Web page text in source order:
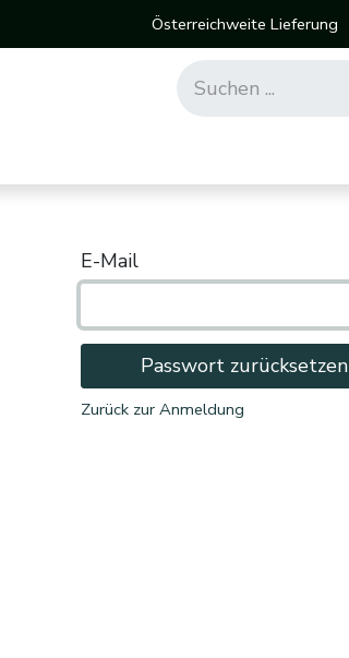
Österreichweite Lieferung
E-Mail
Passwort zurücksetzen
Zurück zur Anmeldung